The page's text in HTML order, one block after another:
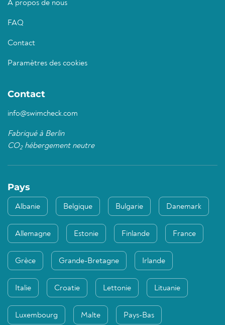
À propos de nous
FAQ
Contact
Paramètres des cookies
Contact
info@swimcheck.com
Fabriqué à Berlin
CO2hébergement neutre
Pays
Albanie Belgique Bulgarie Danemark
Allemagne Estonie Finlande France
Grèce Grande-Bretagne Irlande
Italie Croatie Lettonie Lituanie
Luxembourg Malte Pays-Bas